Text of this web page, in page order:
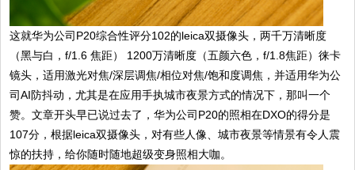
这就华为公司P20综合性评分102的leica双摄像头，两千万清晰度
（黑与白，f/1.6 焦距） 1200万清晰度（五颜六色，f/1.8焦距）徕卡
镜头，适用激光对焦/深层调焦/相位对焦/饱和度调焦，并适用华为公
司AI防抖动，尤其是在应用手执城市夜景方式的情况下，那叫一个
赞。文章开头早已说过去了，华为公司P20的照相在DXO的得分是
107分，根据leica双摄像头，对有些人像、城市夜景等情景有令人震
惊的扶持，给你随时随地超级变身照相大咖。